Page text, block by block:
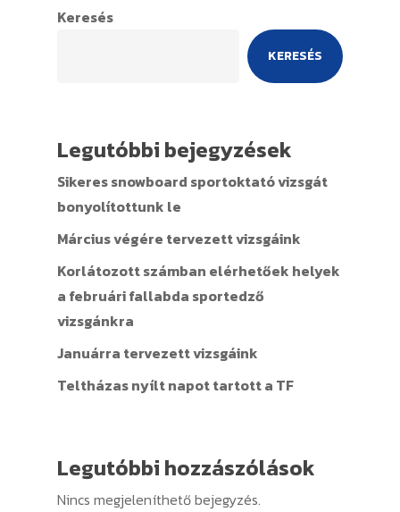
Keresés
KERESÉS
Legutóbbi bejegyzések
Sikeres snowboard sportoktató vizsgát
bonyolítottunk le
Március végére tervezett vizsgáink
Korlátozott számban elérhetőek helyek
a februári fallabda sportedző
vizsgánkra
Januárra tervezett vizsgáink
Teltházas nyílt napot tartott a TF
Legutóbbi hozzászólások
Nincs megjeleníthető bejegyzés.